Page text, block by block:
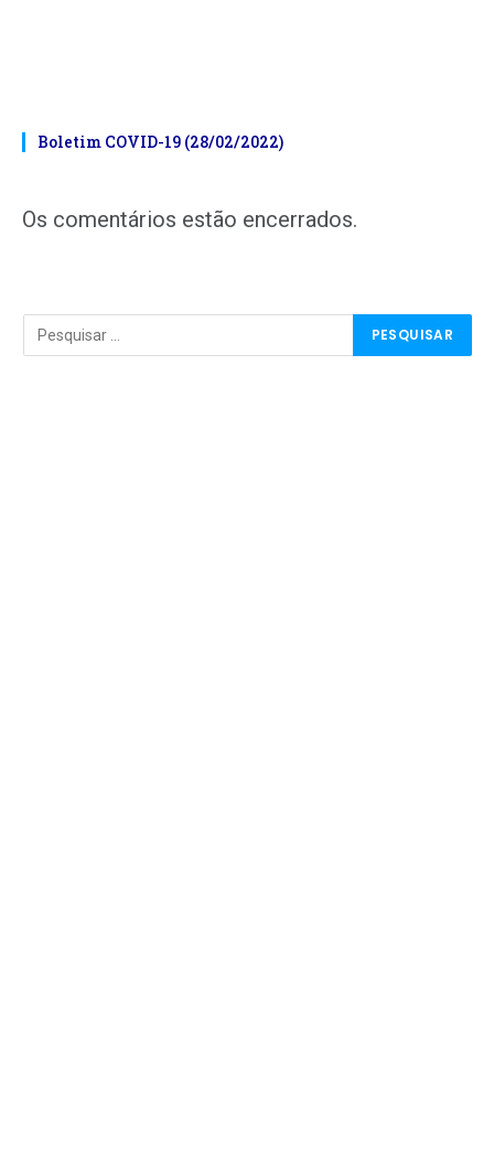
Boletim COVID-19 (28/02/2022)
Os comentários estão encerrados.